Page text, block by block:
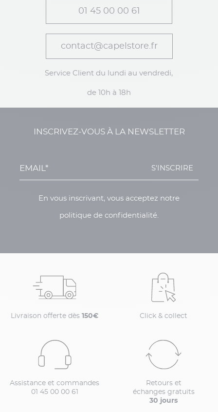
01 45 00 00 61
contact@capelstore.fr
Service Client du lundi au vendredi,
de 10h à 18h
INSCRIVEZ-VOUS À LA NEWSLETTER
S'INSCRIRE
En vous inscrivant, vous acceptez notre
politique de confidentialité.
Livraison offerte dès 150€ Click & collect
Assistance et commandes
01 45 00 00 61
Retours et
échanges gratuits
30 jours